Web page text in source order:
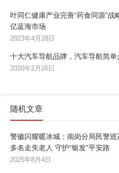
叶同仁健康产业完善“药食同源”战
亿蓝海市场
2023年4月28日
十大汽车导航品牌，汽车导航简单
2020年2月26日
随机文章
警徽闪耀暖冰城：南岗分局民警巡
多名走失老人 守护“银发”平安路
2025年8月4日